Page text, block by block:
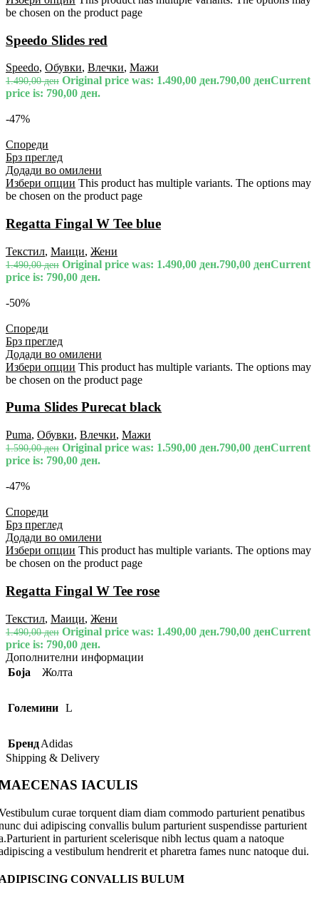
be chosen on the product page
Speedo Slides red
Speedo, Обувки, Влечки, Мажи
1.490,00ден Original price was: 1.490,00 ден.790,00 денCurrent
price is: 790,00 ден.
-47%
Спореди
Брз преглед
Додади во омилени
Избери опции This product has multiple variants. The options may
be chosen on the product page
Regatta Fingal W Tee blue
Текстил, Маици, Жени
1.490,00ден Original price was: 1.490,00 ден.790,00 денCurrent
price is: 790,00 ден.
-50%
Спореди
Брз преглед
Додади во омилени
Избери опции This product has multiple variants. The options may
be chosen on the product page
Puma Slides Purecat black
Puma, Обувки, Влечки, Мажи
1.590,00ден Original price was: 1.590,00 ден.790,00 денCurrent
price is: 790,00 ден.
-47%
Спореди
Брз преглед
Додади во омилени
Избери опции This product has multiple variants. The options may
be chosen on the product page
Regatta Fingal W Tee rose
Текстил, Маици, Жени
1.490,00ден Original price was: 1.490,00 ден.790,00 денCurrent
price is: 790,00 ден.
Дополнителни информации
Боја
Жолта
Големини L
БрендAdidas
Shipping & Delivery
IACULIS
curae torquent diam diam commodo parturient penatibus
dui adipiscing convallis bulum parturient suspendisse parturient
in parturient scelerisque nibh lectus quam a natoque
a vestibulum hendrerit et pharetra fames nunc natoque dui.
CONVALLIS BULUM